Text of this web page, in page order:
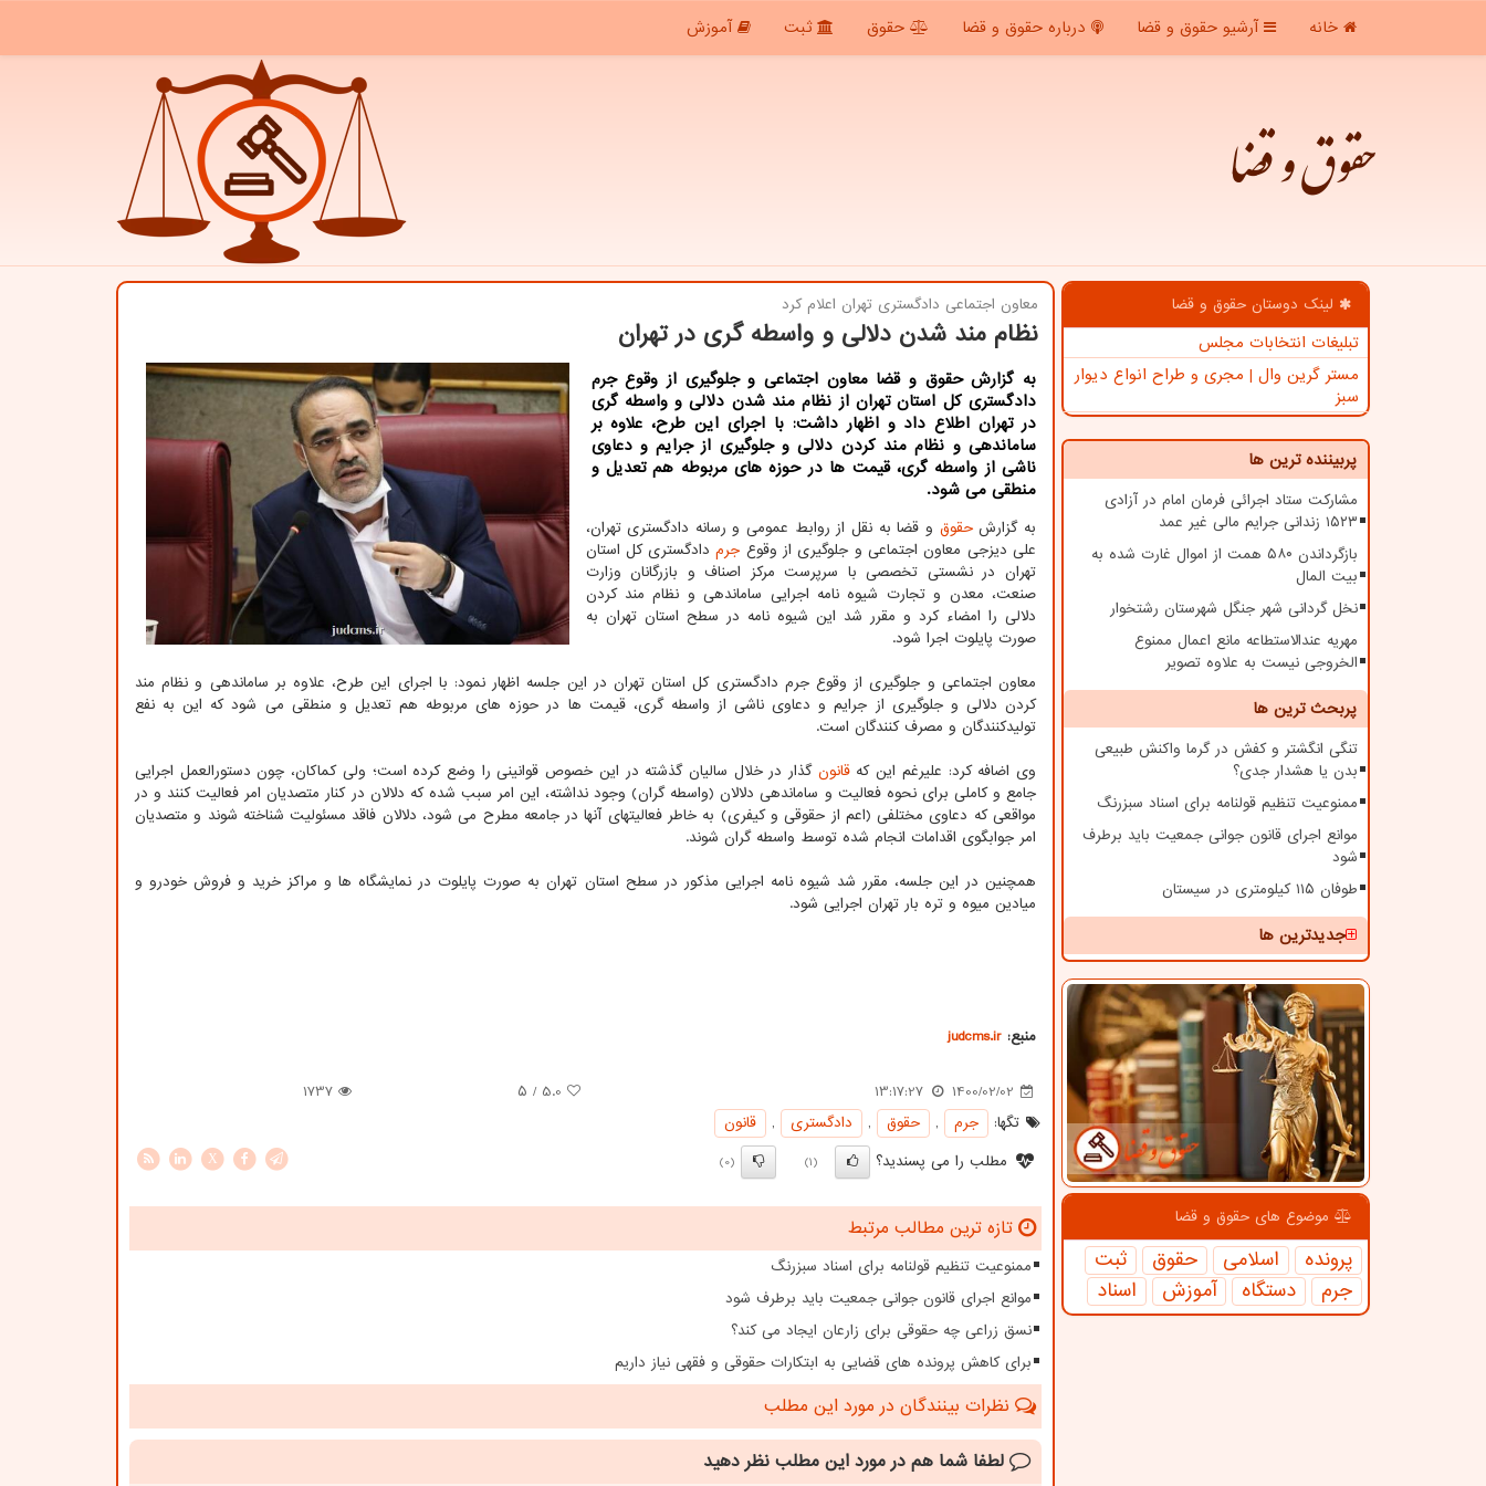
خانه آرشیو حقوق و قضا درباره حقوق و قضا حقوق ثبت آموزش
حقوق و قضا
لینک دوستان حقوق و قضا
تبلیغات انتخابات مجلس
مستر گرین وال | مجری و طراح انواع دیوار
سبز
پربیننده ترین ها
مشارکت ستاد اجرائی فرمان امام در آزادی
۱۵۲۳ زندانی جرایم مالی غیر عمد
بازگرداندن ۵۸۰ همت از اموال غارت شده به
بیت المال
نخل گردانی شهر جنگل شهرستان رشتخوار
مهریه عندالاستطاعه مانع اعمال ممنوع
الخروجی نیست به علاوه تصویر
پربحث ترین ها
تنگی انگشتر و کفش در گرما واکنش طبیعی
بدن یا هشدار جدی؟
ممنوعیت تنظیم قولنامه برای اسناد سبزرنگ
موانع اجرای قانون جوانی جمعیت باید برطرف
شود
طوفان ۱۱۵ کیلومتری در سیستان
جدیدترین ها
موضوع های حقوق و قضا
پرونده اسلامی حقوق
ثبت
جرم
دستگاه آموزش اسناد
معاون اجتماعی دادگستری تهران اعلام كرد
نظام مند شدن دلالی و واسطه گری در تهران
به گزارش حقوق و قضا معاون اجتماعی و جلوگیری از وقوع جرم
دادگستری کل استان تهران از نظام مند شدن دلالی و واسطه گری
در تهران اطلاع داد و اظهار داشت: با اجرای این طرح، علاوه بر
ساماندهی و نظام مند کردن دلالی و جلوگیری از جرایم و دعاوی
ناشی از واسطه گری، قیمت ها در حوزه های مربوطه هم تعدیل و
منطقی می شود.
به گزارشحقوق و قضا به نقل از روابط عمومی و رسانه دادگستری تهران،
علی دیزجی معاون اجتماعی و جلوگیری از وقوع جرمدادگستری کل استان
تهران در نشستی تخصصی با سرپرست مرکز اصناف و بازرگانان وزارت
صنعت، معدن و تجارت شیوه نامه اجرایی ساماندهی و نظام مند کردن
دلالی را امضاء کرد و مقرر شد این شیوه نامه در سطح استان تهران به
صورت پایلوت اجرا شود.
معاون اجتماعی و جلوگیری از وقوع جرم دادگستری کل استان تهران در این جلسه اظهار نمود: با اجرای این طرح، علاوه بر ساماندهی و نظام مند
کردن دلالی و جلوگیری از جرایم و دعاوی ناشی از واسطه گری، قیمت ها در حوزه های مربوطه هم تعدیل و منطقی می شود که این به نفع
تولیدکنندگان و مصرف کنندگان است.
وی اضافه کرد: علیرغم این کهقانون گذار در خلال سالیان گذشته در این خصوص قوانینی را وضع کرده است؛ ولی کماکان، چون دستورالعمل اجرایی
جامع و کاملی برای نحوه فعالیت و ساماندهی دلالان (واسطه گران) وجود نداشته، این امر سبب شده که دلالان در کنار متصدیان امر فعالیت کنند و در
مواقعی که دعاوی مختلفی (اعم از حقوقی و کیفری) به خاطر فعالیتهای آنها در جامعه مطرح می شود، دلالان فاقد مسئولیت شناخته شوند و متصدیان
امر جوابگوی اقدامات انجام شده توسط واسطه گران شوند.
همچنین در این جلسه، مقرر شد شیوه نامه اجرایی مذکور در سطح استان تهران به صورت پایلوت در نمایشگاه ها و مراکز خرید و فروش خودرو و
میادین میوه و تره بار تهران اجرایی شود.
منبع: judcms.ir
1400/02/02
13:17:27
5.0 / ۵
1737
تگها:
جرم , حقوق , دادگستری ,
قانون
مطلب را می پسندید؟
(1)
(0)
X
تازه ترین مطالب مرتبط
ممنوعیت تنظیم قولنامه برای اسناد سبزرنگ
موانع اجرای قانون جوانی جمعیت باید برطرف شود
نسق زراعی چه حقوقی برای زارعان ایجاد می کند؟
برای کاهش پرونده های قضایی به ابتکارات حقوقی و فقهی نیاز داریم
نظرات بینندگان در مورد این مطلب
لطفا شما هم در مورد این مطلب نظر دهید